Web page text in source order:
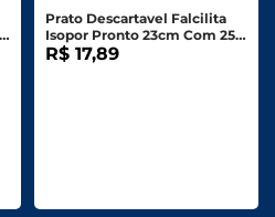
Prato Descartavel Falcilita
Isopor Pronto 23cm Com 25
Unidades
R$ 17,89